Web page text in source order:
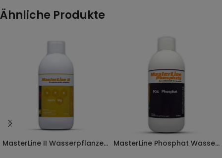
Ähnliche Produkte
MasterLine II Wasserpflanzendünger MasterLine Phosphat Wasserpflanzendünger